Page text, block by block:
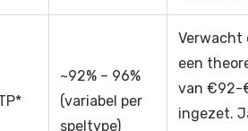
~92% – 96%
(variabel per
speltype)
Verwacht
een
van €92-
ingezet.